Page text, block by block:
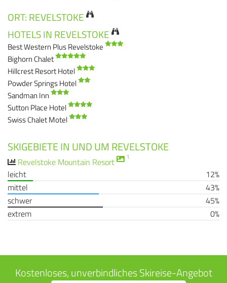
ORT: REVELSTOKE
HOTELS IN REVELSTOKE
Best Western Plus Revelstoke
Bighorn Chalet
Hillcrest Resort Hotel
Powder Springs Hotel
Sandman Inn
Sutton Place Hotel
Swiss Chalet Motel
SKIGEBIETE IN UND UM REVELSTOKE
Revelstoke Mountain Resort 1
leicht
12%
mittel
43%
schwer
45%
extrem
0%
Kostenloses, unverbindliches Skireise-Angebot